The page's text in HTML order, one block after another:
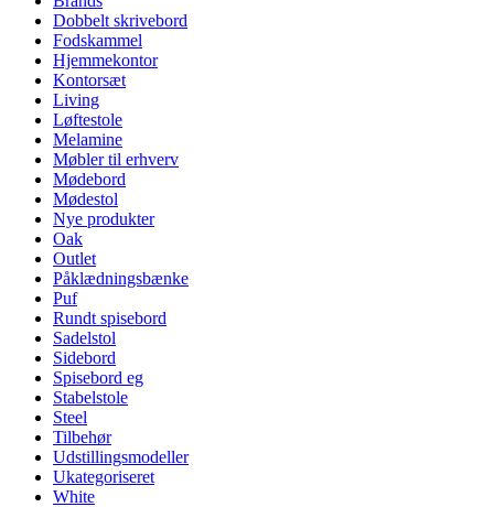
Dobbelt skrivebord
Fodskammel
Hjemmekontor
Kontorsæt
Living
Løftestole
Melamine
Møbler til erhverv
Mødebord
Mødestol
Nye produkter
Oak
Outlet
Påklædningsbænke
Puf
Rundt spisebord
Sadelstol
Sidebord
Spisebord eg
Stabelstole
Steel
Tilbehør
Udstillingsmodeller
Ukategoriseret
White